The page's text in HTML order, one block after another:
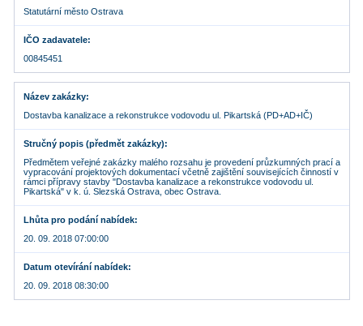
Statutární město Ostrava
IČO zadavatele
00845451
Název zakázky
Dostavba kanalizace a rekonstrukce vodovodu ul. Pikartská (PD+AD+IČ)
Stručný popis (předmět zakázky)
Předmětem veřejné zakázky malého rozsahu je provedení průzkumných prací a
vypracování projektových dokumentací včetně zajištění souvisejících činností v
rámci přípravy stavby "Dostavba kanalizace a rekonstrukce vodovodu ul.
Pikartská" v k. ú. Slezská Ostrava, obec Ostrava.
Lhůta pro podání nabídek
20. 09. 2018 07:00:00
Datum otevírání nabídek
20. 09. 2018 08:30:00